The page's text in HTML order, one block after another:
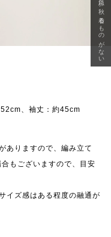
、袖丈：約45cm
ありますので、編み立て
もございますので、目安
イズ感はある程度の融通が
急に秋、着るものがない